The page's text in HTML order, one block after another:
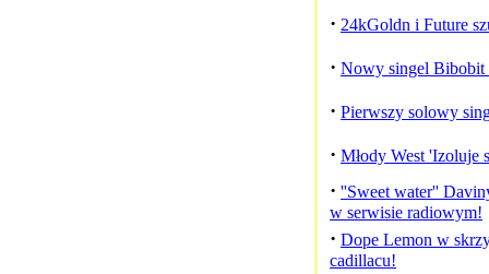
· 24kGoldn i Future
· Nowy singel Bibobit
· Pierwszy solowy
· Młody West 'Izoluje
· ''Sweet water''
w serwisie radiowym!
· Dope Lemon w
cadillacu!